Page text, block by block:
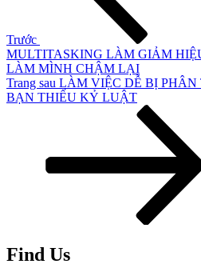
Trước
MULTITASKING LÀM GIẢM
LÀM MÌNH CHẬM LẠI
Bài
tiếp
Trang sau LÀM VIỆC DỄ BỊ
BẠN THIẾU KỶ LUẬT
Find Us